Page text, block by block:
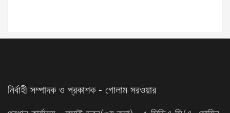
নির্বাহী সম্পাদক ও প্রকাশক - গোলাম সরওয়ার